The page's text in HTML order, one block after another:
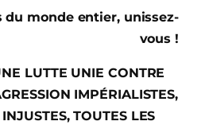
monde entier, unissez-
vous !
LUTTE UNIE CONTRE
IMPÉRIALISTES,
TOUTES LES